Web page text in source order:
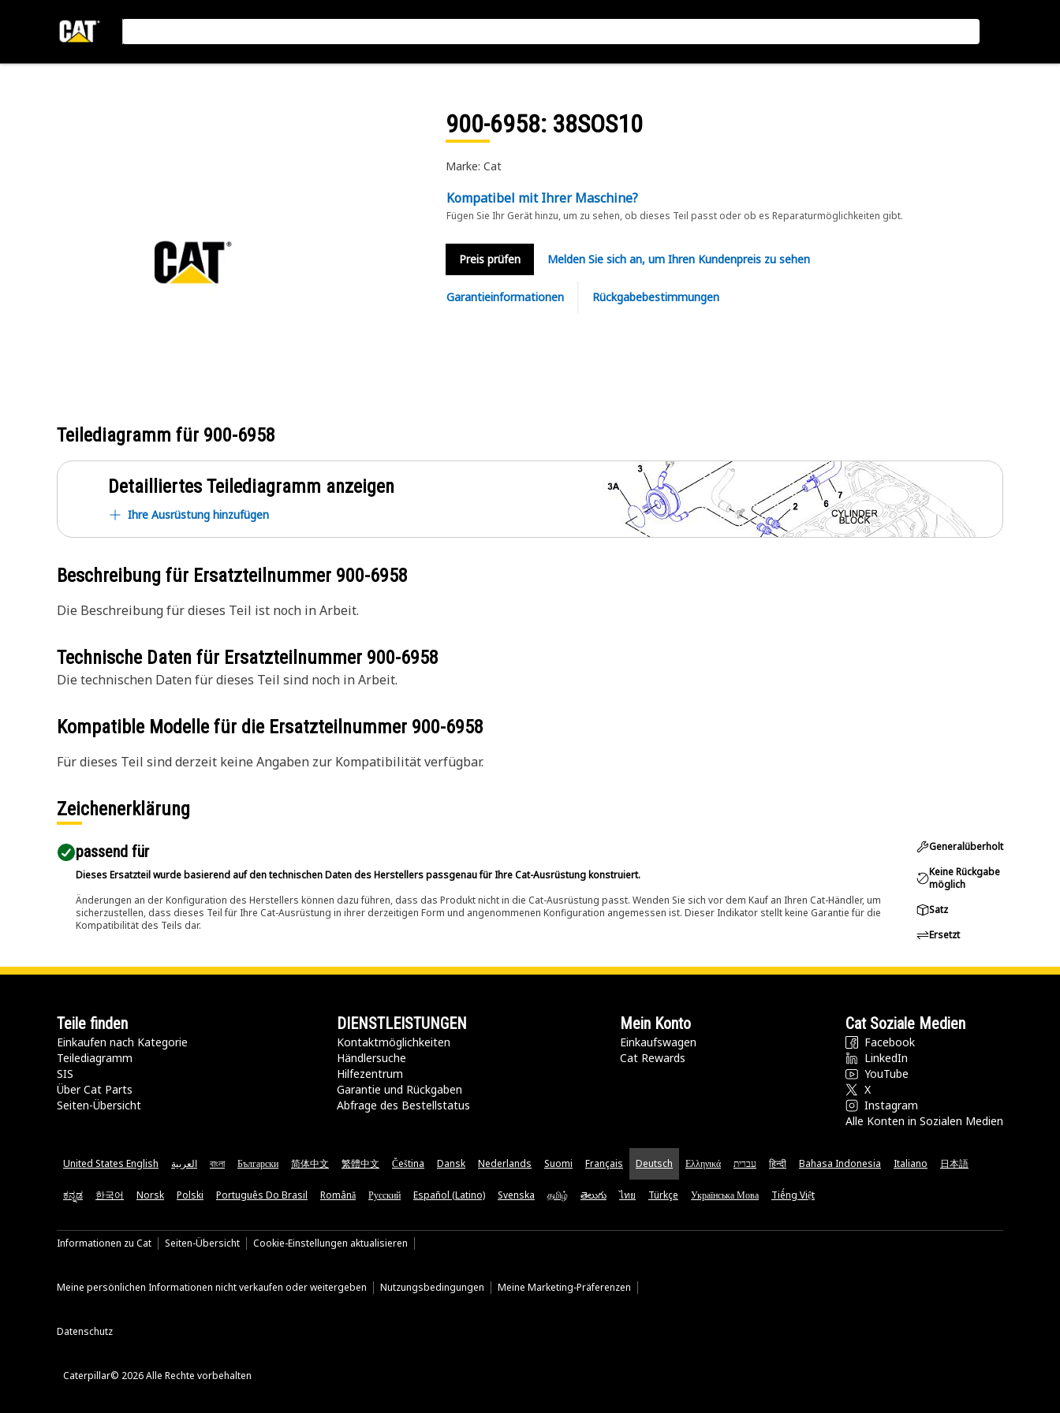
900-6958: 38SOS10
Marke: Cat
Kompatibel mit Ihrer Maschine?
Fügen Sie Ihr Gerät hinzu, um zu sehen, ob dieses Teil passt oder ob es Reparaturmöglichkeiten gibt.
Preis prüfen Melden Sie sich an, um Ihren Kundenpreis zu sehen
Garantieinformationen Rückgabebestimmungen
Teilediagramm für 900-6958
Detailliertes Teilediagramm anzeigen
Ihre Ausrüstung hinzufügen
Beschreibung für Ersatzteilnummer 900-6958
Die Beschreibung für dieses Teil ist noch in Arbeit.
Technische Daten für Ersatzteilnummer 900-6958
Die technischen Daten für dieses Teil sind noch in Arbeit.
Kompatible Modelle für die Ersatzteilnummer 900-6958
Für dieses Teil sind derzeit keine Angaben zur Kompatibilität verfügbar.
Zeichenerklärung
passend für​
Dieses Ersatzteil wurde basierend auf den technischen Daten des Herstellers passgenau für Ihre Cat-Ausrüstung konstruiert.
Änderungen an der Konfiguration des Herstellers können dazu führen, dass das Produkt nicht in die Cat-Ausrüstung passt. Wenden Sie sich vor dem Kauf an Ihren Cat-Händler, um
sicherzustellen, dass dieses Teil für Ihre Cat-Ausrüstung in ihrer derzeitigen Form und angenommenen Konfiguration angemessen ist. Dieser Indikator stellt keine Garantie für die
Kompatibilität des Teils dar.
Generalüberholt
Keine Rückgabe
möglich
Satz
Ersetzt
Teile finden
Einkaufen nach Kategorie
Teilediagramm
SIS
Über Cat Parts
Seiten-Übersicht
DIENSTLEISTUNGEN
Kontaktmöglichkeiten​
Händlersuche
Hilfezentrum
Garantie und Rückgaben
Abfrage des Bestellstatus
Mein Konto
Einkaufswagen
Cat Rewards
Cat Soziale Medien
Facebook
LinkedIn
YouTube
X
Instagram
Alle Konten in Sozialen Medien
United States English العربية বাংলা Български 简体中文 繁體中文 Čeština Dansk Nederlands Suomi Français Deutsch Ελληνικά עברית हिन्दी Bahasa Indonesia Italiano 日本語
ಕನ್ನಡ 한국어 Norsk Polski Português Do Brasil Română Русский Español (Latino) Svenska தமிழ் తెలుగు ไทย Türkçe Українська Мова Tiếng Việt
Informationen zu Cat Seiten-Übersicht Cookie-Einstellungen aktualisieren
Meine persönlichen Informationen nicht verkaufen oder weitergeben Nutzungsbedingungen Meine Marketing-Präferenzen
Datenschutz
Caterpillar© 2026 Alle Rechte vorbehalten